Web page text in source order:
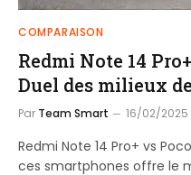
COMPARAISON
Redmi Note 14
Duel des milieux
Par Team Smart 16/02/2025
Redmi Note 14 Pro+ vs
ces smartphones offre le